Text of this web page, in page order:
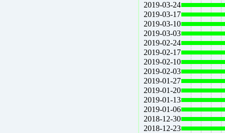
2019-03-24
2019-03-17
2019-03-10
2019-03-03
2019-02-24
2019-02-17
2019-02-10
2019-02-03
2019-01-27
2019-01-20
2019-01-13
2019-01-06
2018-12-30
2018-12-23